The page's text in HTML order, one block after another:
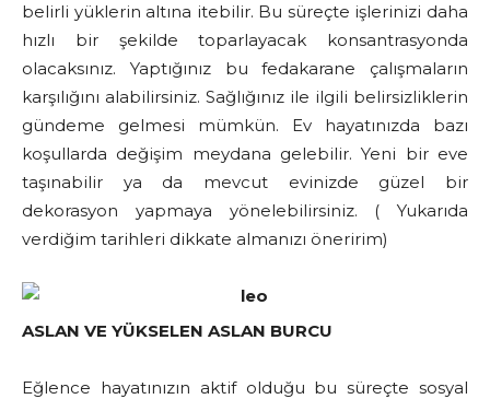
belirli yüklerin altına itebilir. Bu süreçte işlerinizi daha
hızlı bir şekilde toparlayacak konsantrasyonda
olacaksınız. Yaptığınız bu fedakarane çalışmaların
karşılığını alabilirsiniz. Sağlığınız ile ilgili belirsizliklerin
gündeme gelmesi mümkün. Ev hayatınızda bazı
koşullarda değişim meydana gelebilir. Yeni bir eve
taşınabilir ya da mevcut evinizde güzel bir
dekorasyon yapmaya yönelebilirsiniz. ( Yukarıda
verdiğim tarihleri dikkate almanızı öneririm)
ASLAN VE YÜKSELEN ASLAN BURCU
Eğlence hayatınızın aktif olduğu bu süreçte sosyal